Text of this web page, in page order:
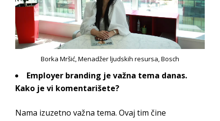
Borka Mršić, Menadžer ljudskih resursa, Bosch
Employer branding je važna tema danas.
Kako je vi komentarišete?
Nama izuzetno važna tema. Ovaj tim čine